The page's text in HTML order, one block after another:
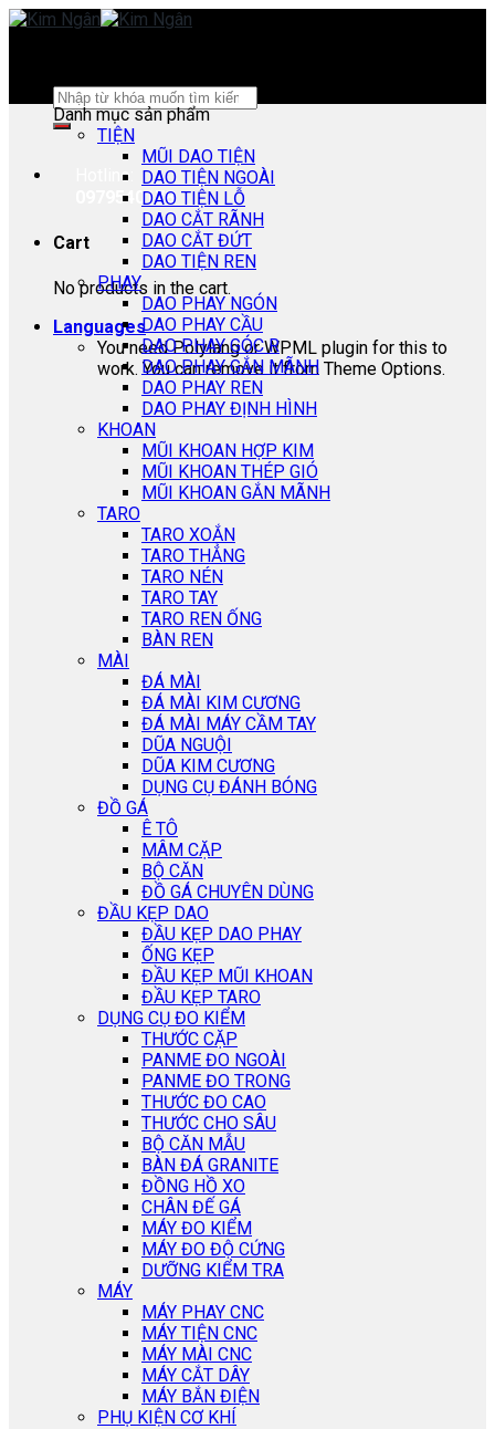
Skip
Search
for:
Hotline:
0979540178
Cart
No products in the cart.
Languages
You need Polylang or WPML plugin for this to
work. You can remove it from Theme Options.
Danh mục sản phẩm
TIỆN
MŨI DAO TIỆN
DAO TIỆN NGOÀI
DAO TIỆN LỖ
DAO CẮT RÃNH
DAO CẮT ĐỨT
DAO TIỆN REN
PHAY
DAO PHAY NGÓN
DAO PHAY CẦU
DAO PHAY GÓC R
DAO PHAY GẮN MÃNH
DAO PHAY REN
DAO PHAY ĐỊNH HÌNH
KHOAN
MŨI KHOAN HỢP KIM
MŨI KHOAN THÉP GIÓ
MŨI KHOAN GẮN MÃNH
TARO
TARO XOẮN
TARO THẲNG
TARO NÉN
TARO TAY
TARO REN ỐNG
BÀN REN
MÀI
ĐÁ MÀI
ĐÁ MÀI KIM CƯƠNG
ĐÁ MÀI MÁY CẦM TAY
DŨA NGUỘI
DŨA KIM CƯƠNG
DỤNG CỤ ĐÁNH BÓNG
ĐỒ GÁ
Ê TÔ
MÂM CẶP
BỘ CĂN
ĐỒ GÁ CHUYÊN DÙNG
ĐẦU KẸP DAO
ĐẦU KẸP DAO PHAY
ỐNG KẸP
ĐẦU KẸP MŨI KHOAN
ĐẦU KẸP TARO
DỤNG CỤ ĐO KIỂM
THƯỚC CẶP
PANME ĐO NGOÀI
PANME ĐO TRONG
THƯỚC ĐO CAO
THƯỚC CHO SÂU
BỘ CĂN MẪU
BÀN ĐÁ GRANITE
ĐỒNG HỒ XO
CHÂN ĐẾ GÁ
MÁY ĐO KIỂM
MÁY ĐO ĐỘ CỨNG
DƯỠNG KIỂM TRA
MÁY
MÁY PHAY CNC
MÁY TIỆN CNC
MÁY MÀI CNC
MÁY CẮT DÂY
MÁY BẮN ĐIỆN
PHỤ KIỆN CƠ KHÍ